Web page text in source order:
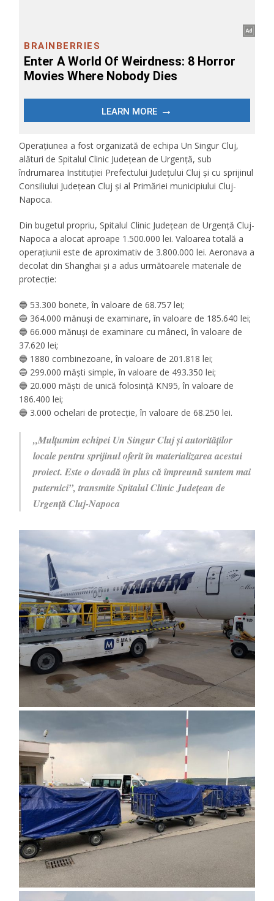
Operațiunea a fost organizată de echipa Un Singur Cluj,
alături de Spitalul Clinic Județean de Urgență, sub
îndrumarea Instituției Prefectului Județului Cluj și cu sprijinul
Consiliului Județean Cluj și al Primăriei municipiului Cluj-
Napoca.
Din bugetul propriu, Spitalul Clinic Județean de Urgență Cluj-
Napoca a alocat aproape 1.500.000 lei. Valoarea totală a
operațiunii este de aproximativ de 3.800.000 lei. Aeronava a
decolat din Shanghai și a adus următoarele materiale de
protecție:
🔵 53.300 bonete, în valoare de 68.757 lei;
🔵 364.000 mănuși de examinare, în valoare de 185.640 lei;
🔵 66.000 mănuși de examinare cu mâneci, în valoare de
37.620 lei;
🔵 1880 combinezoane, în valoare de 201.818 lei;
🔵 299.000 măști simple, în valoare de 493.350 lei;
🔵 20.000 măști de unică folosință KN95, în valoare de
186.400 lei;
🔵 3.000 ochelari de protecție, în valoare de 68.250 lei.
„Mulțumim echipei Un Singur Cluj și autorităților
locale pentru sprijinul oferit în materializarea acestui
proiect. Este o dovadă în plus că împreună suntem mai
puternici”, transmite Spitalul Clinic Județean de
Urgență Cluj-Napoca